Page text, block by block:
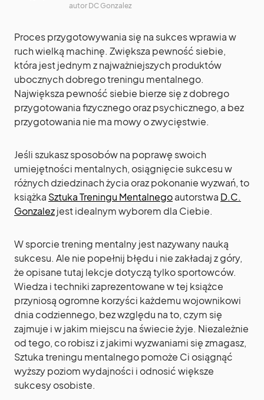
autor DC Gonzalez
Proces przygotowywania się na sukces wprawia w
ruch wielką machinę. Zwiększa pewność siebie,
która jest jednym z najważniejszych produktów
ubocznych dobrego treningu mentalnego.
Największa pewność siebie bierze się z dobrego
przygotowania fizycznego oraz psychicznego, a bez
przygotowania nie ma mowy o zwycięstwie.
Jeśli szukasz sposobów na poprawę swoich
umiejętności mentalnych, osiągnięcie sukcesu w
różnych dziedzinach życia oraz pokonanie wyzwań, to
książka Sztuka Treningu Mentalnegoautorstwa D.C.
Gonzalezjest idealnym wyborem dla Ciebie.
W sporcie trening mentalny jest nazywany nauką
sukcesu. Ale nie popełnij błędu i nie zakładaj z góry,
że opisane tutaj lekcje dotyczą tylko sportowców.
Wiedza i techniki zaprezentowane w tej książce
przyniosą ogromne korzyści każdemu wojownikowi
dnia codziennego, bez względu na to, czym się
zajmuje i w jakim miejscu na świecie żyje. Niezależnie
od tego, co robisz i z jakimi wyzwaniami się zmagasz,
Sztuka treningu mentalnego pomoże Ci osiągnąć
wyższy poziom wydajności i odnosić większe
sukcesy osobiste.